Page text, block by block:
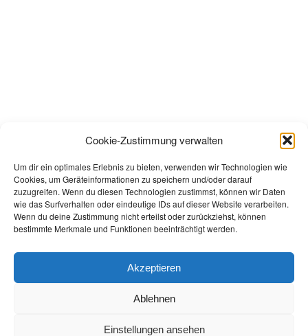
Cookie-Zustimmung verwalten
Um dir ein optimales Erlebnis zu bieten, verwenden wir Technologien wie
Cookies, um Geräteinformationen zu speichern und/oder darauf
zuzugreifen. Wenn du diesen Technologien zustimmst, können wir Daten
wie das Surfverhalten oder eindeutige IDs auf dieser Website verarbeiten.
Wenn du deine Zustimmung nicht erteilst oder zurückziehst, können
bestimmte Merkmale und Funktionen beeinträchtigt werden.
Akzeptieren
Ablehnen
Einstellungen ansehen